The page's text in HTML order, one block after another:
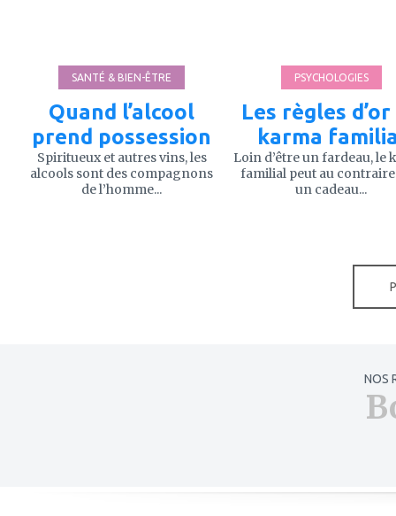
SANTÉ & BIEN-ÊTRE
Quand l’alcool
prend possession
Spiritueux et autres vins, les
alcools sont des compagnons
de l’homme...
PSYCHOLOGIES
Les règles d’or
karma
Loin d’être un fardeau, le
familial peut au
un cadeau...
NOS